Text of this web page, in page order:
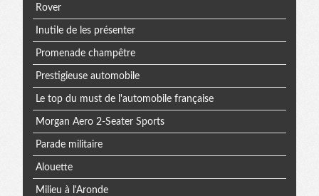
Rover
Inutile de les présenter
Promenade champêtre
Prestigieuse automobile
Le top du must de l'automobile française
Morgan Aero 2-Seater Sports
Parade militaire
Alouette
Milieu à l'Aronde